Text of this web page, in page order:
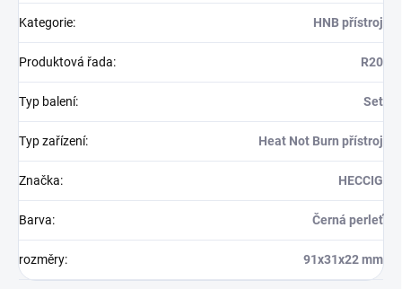
Kategorie: HNB přístroj
Produktová řada: R20
Typ balení: Set
Typ zařízení: Heat Not Burn přístroj
Značka: HECCIG
Barva: Černá perleť
rozměry: 91x31x22 mm